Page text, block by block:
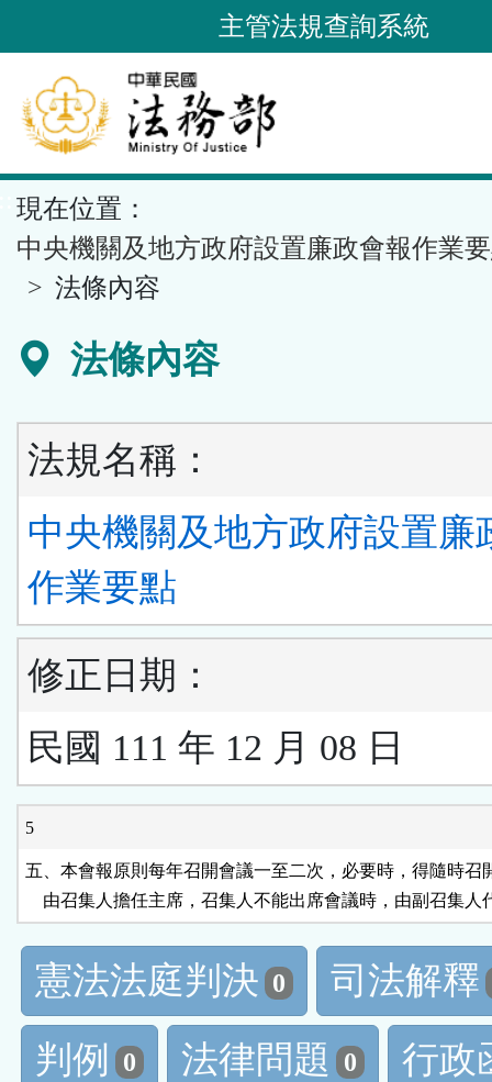
到
要
內
容
區
塊
主管法規查詢系統
現在位置：
中央機關及地方政府設置廉政會報作業
法條內容
法條內容
法規名稱：
中央機關及地方政府設置廉
作業要點
修正日期：
民國 111 年 12 月 08 日
5
五、本會報原則每年召開會議一至二次，必要時，得隨時召
由召集人擔任主席，召集人不能出席會議時，由副召集人
憲法法庭判決 0
司法解釋
判例
0 法律問題 0
行政